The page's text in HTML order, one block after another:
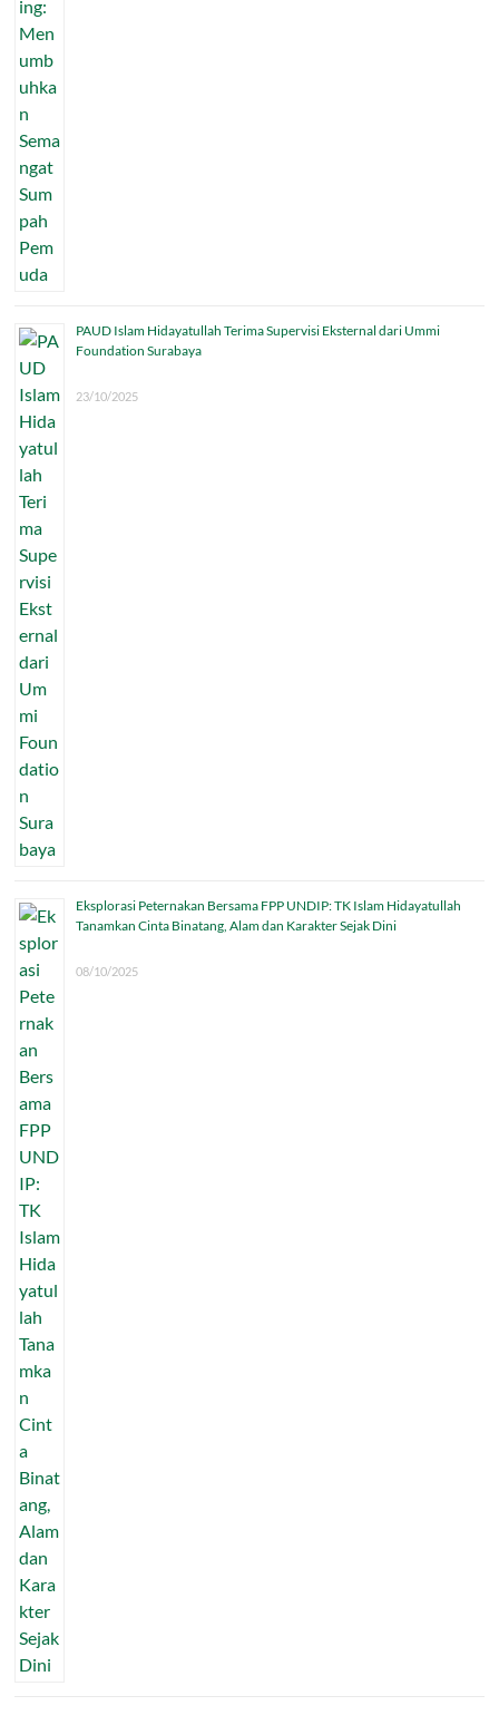
PAUD Islam Hidayatullah Terima Supervisi Eksternal dari Ummi
Foundation Surabaya
23/10/2025
Eksplorasi Peternakan Bersama FPP UNDIP: TK Islam Hidayatullah
Tanamkan Cinta Binatang, Alam dan Karakter Sejak Dini
08/10/2025